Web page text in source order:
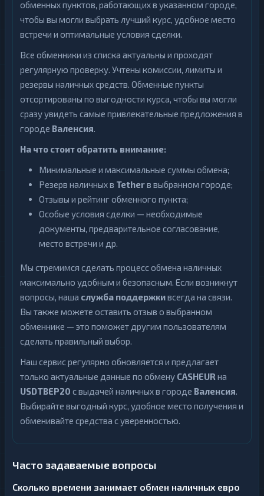
обменных пунктов, работающих в указанном городе,
чтобы вы могли выбрать лучший курс, удобное место
встречи и оптимальные условия сделки.
Все обменники из списка актуальны и проходят
регулярную проверку. Учтены комиссии, лимиты и
резервы наличных средств. Обменные пункты
отсортированы по выгодности курса, чтобы вы могли
сразу увидеть самые привлекательные предложения в
городе Валенсия.
На что стоит обратить внимание:
Минимальные и максимальные суммы обмена;
Резерв наличных в Tetherв выбранном городе;
Отзывы и рейтинг обменного пункта;
Особые условия сделки — необходимые
документы, предварительное согласование,
место встречи и др.
Мы стремимся сделать процесс обмена наличных
максимально удобным и безопасным. Если возникнут
вопросы, наша служба поддержкивсегда на связи.
Вы также можете оставить отзыв о выбранном
обменнике — это поможет другим пользователям
сделать правильный выбор.
Наш сервис регулярно обновляется и предлагает
только актуальные данные по обмену CASHEUR на
USDTBEP20 с выдачей наличных в городе Валенсия.
Выбирайте выгодный курс, удобное место получения и
обменивайте средства с уверенностью.
Часто задаваемые вопросы
Сколько времени занимает обмен наличных евро